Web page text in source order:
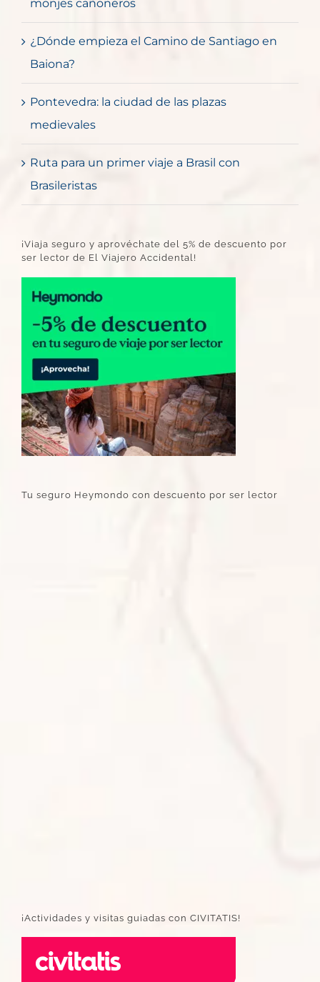
monjes cañoneros
¿Dónde empieza el Camino de Santiago en
Baiona?
Pontevedra: la ciudad de las plazas
medievales
Ruta para un primer viaje a Brasil con
Brasileristas
¡Viaja seguro y aprovéchate del 5% de descuento por
ser lector de El Viajero Accidental!
Tu seguro Heymondo con descuento por ser lector
¡Actividades y visitas guiadas con CIVITATIS!